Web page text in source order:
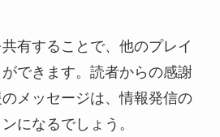
有することで、他のプレイ
できます。読者からの感謝
メッセージは、情報発信の
になるでしょう。